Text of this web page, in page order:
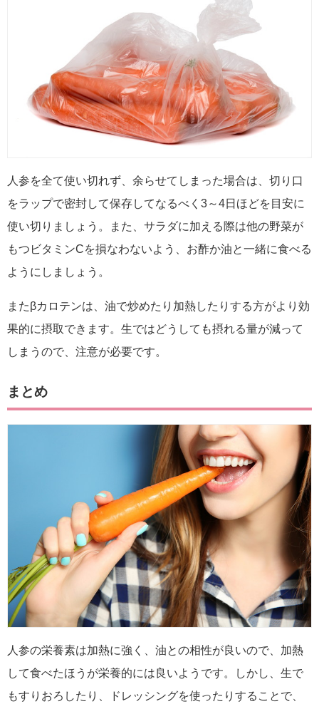
人参を全て使い切れず、余らせてしまった場合は、切り口
をラップで密封して保存してなるべく3～4日ほどを目安に
使い切りましょう。また、サラダに加える際は他の野菜が
もつビタミンCを損なわないよう、お酢か油と一緒に食べる
ようにしましょう。
またβカロテンは、油で炒めたり加熱したりする方がより効
果的に摂取できます。生ではどうしても摂れる量が減って
しまうので、注意が必要です。
まとめ
人参の栄養素は加熱に強く、油との相性が良いので、加熱
して食べたほうが栄養的には良いようです。しかし、生で
もすりおろしたり、ドレッシングを使ったりすることで、